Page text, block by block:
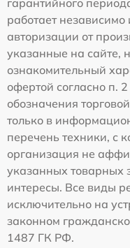
гарантийного
работает
авторизации от
указанные на сайте,
ознакомительный
офертой согласно п.
обозначения
только в
перечень техники, с
организация не
указанных товарных
интересы. Все виды
исключительно на
законном
1487 ГК РФ.